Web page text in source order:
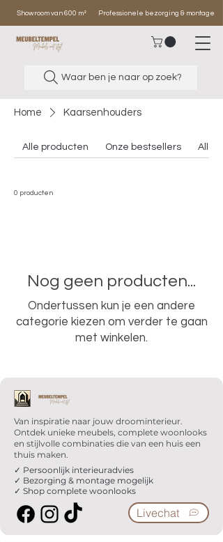
Showroom van 600 m² Professionele bezorging & montage
Waar ben je naar op zoek?
Home Kaarsenhouders
Alle producten Onze bestsellers Alle
0 producten
Nog geen producten...
Ondertussen kun je een andere
categorie kiezen om verder te gaan
met winkelen.
Van inspiratie naar jouw droominterieur.
Ontdek unieke meubels, complete woonlooks
en stijlvolle combinaties die van een huis een
thuis maken.
✓ Persoonlijk interieuradvies
✓ Bezorging & montage mogelijk
✓ Shop complete woonlooks
Livechat